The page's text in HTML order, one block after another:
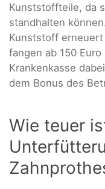
Kunststoffteile, da
standhalten
Kunststoff
fangen ab 150
Krankenkasse
dem Bonus des
Wie teuer